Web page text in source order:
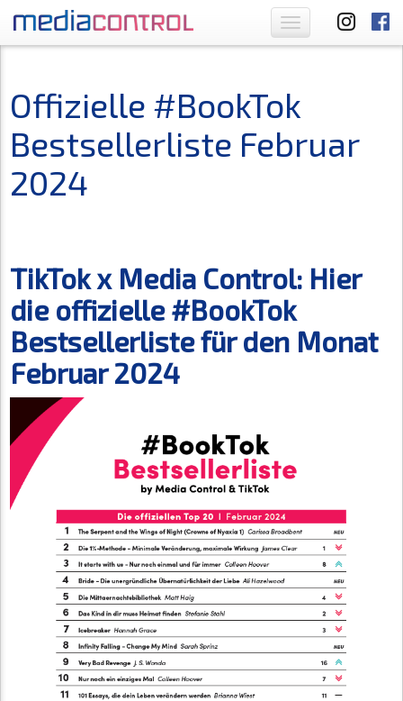
Toggle
navigation
Offizielle #BookTok
Bestsellerliste Februar
2024
TikTok x Media Control: Hier
die offizielle #BookTok
Bestsellerliste für den Monat
Februar 2024